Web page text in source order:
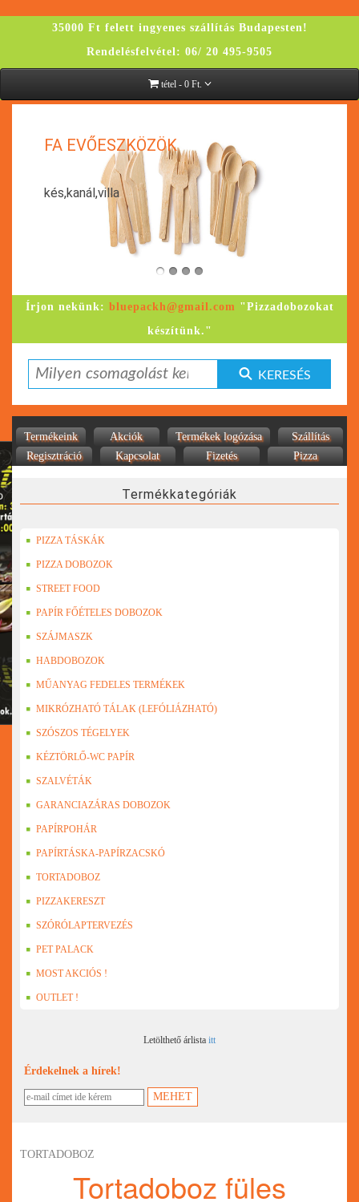
35000 Ft felett ingyenes szállítás Budapesten!
Rendelésfelvétel: 06/ 20 495-9505
tétel - 0 Ft.
FA EVŐESZKÖZÖK
kés,kanál,villa
Írjon nekünk: bluepackh@gmail.com "Pizzadobozokat
készítünk."
KERESÉS
Termékeink Akciók Termékek logózása
Szállítás
Regisztráció
Kapcsolat Fizetés Pizza
Termékkategóriák
PIZZA TÁSKÁK
PIZZA DOBOZOK
STREET FOOD
PAPÍR FŐÉTELES DOBOZOK
SZÁJMASZK
HABDOBOZOK
MŰANYAG FEDELES TERMÉKEK
MIKRÓZHATÓ TÁLAK (LEFÓLIÁZHATÓ)
SZÓSZOS TÉGELYEK
KÉZTÖRLŐ-WC PAPÍR
SZALVÉTÁK
GARANCIAZÁRAS DOBOZOK
PAPÍRPOHÁR
PAPÍRTÁSKA-PAPÍRZACSKÓ
TORTADOBOZ
PIZZAKERESZT
SZÓRÓLAPTERVEZÉS
PET PALACK
MOST AKCIÓS !
OUTLET !
Letölthető árlista itt
Érdekelnek a hírek!
TORTADOBOZ
Tortadoboz füles